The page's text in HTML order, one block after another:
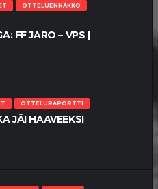
OTTELUENNAKKO
FF JARO – VPS |
OTTELURAPORTTI
JÄI HAAVEEKSI